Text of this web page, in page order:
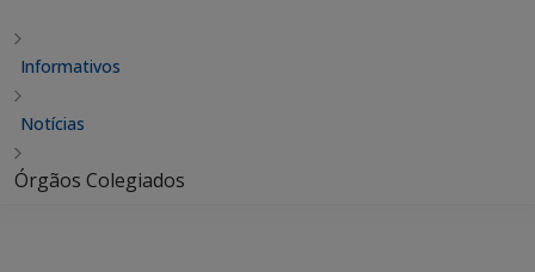
Informativos
Notícias
Órgãos Colegiados